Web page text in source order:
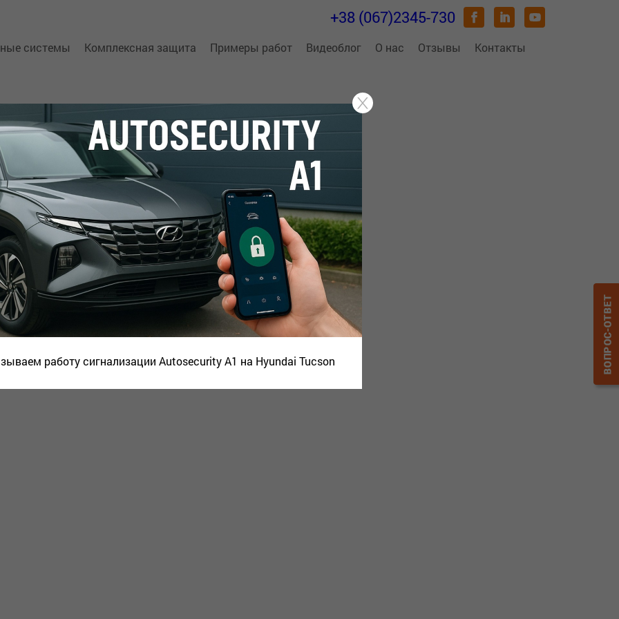
работу сигнализации Autosecurity A1 на Hyundai Tucson
+38 (067)2345-730
системы
автосигнализации
АвтоФон
ключа
оборудование
Комплексная защита Примеры работ Видеоблог О нас Отзывы Контакты